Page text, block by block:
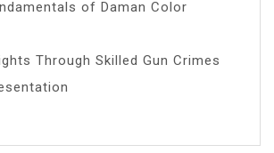
of Daman Color
Through Skilled Gun Crimes